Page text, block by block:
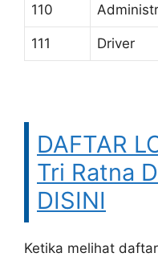
110
111 Driver
DAFTAR
Tri Ratna
DISINI
Ketika melihat